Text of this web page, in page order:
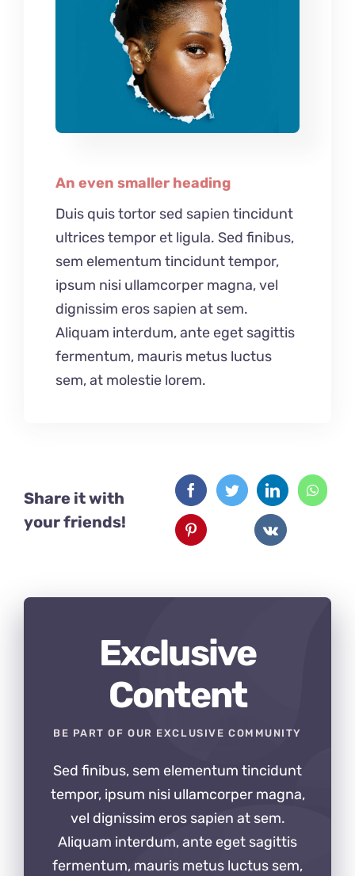
An even smaller heading
Duis quis tortor sed sapien tincidunt
ultrices tempor et ligula. Sed finibus,
sem elementum tincidunt tempor,
ipsum nisi ullamcorper magna, vel
dignissim eros sapien at sem.
Aliquam interdum, ante eget sagittis
fermentum, mauris metus luctus
sem, at molestie lorem.
Share it with
your friends!
Exclusive
Content
BE PART OF OUR EXCLUSIVE COMMUNITY
Sed finibus, sem elementum tincidunt
tempor, ipsum nisi ullamcorper magna,
vel dignissim eros sapien at sem.
Aliquam interdum, ante eget sagittis
fermentum, mauris metus luctus sem,